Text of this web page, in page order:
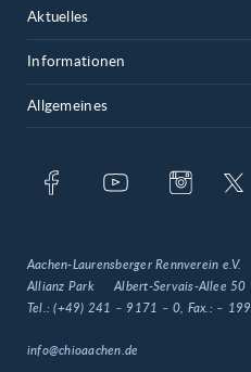
Aktuelles
Informationen
Allgemeines
Aachen-Laurensberger Rennverein e.V.
Allianz Park
Albert-Servais-Allee 50
Tel.:(+49) 241 – 9171 – 0 , Fax.: – 199
info@chioaachen.de